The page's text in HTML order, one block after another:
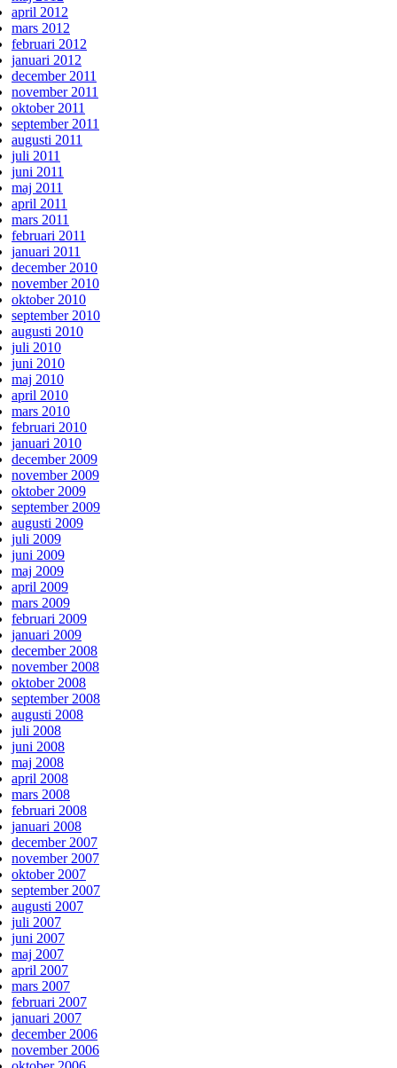
april 2012
mars 2012
februari 2012
januari 2012
december 2011
november 2011
oktober 2011
september 2011
augusti 2011
juli 2011
juni 2011
maj 2011
april 2011
mars 2011
februari 2011
januari 2011
december 2010
november 2010
oktober 2010
september 2010
augusti 2010
juli 2010
juni 2010
maj 2010
april 2010
mars 2010
februari 2010
januari 2010
december 2009
november 2009
oktober 2009
september 2009
augusti 2009
juli 2009
juni 2009
maj 2009
april 2009
mars 2009
februari 2009
januari 2009
december 2008
november 2008
oktober 2008
september 2008
augusti 2008
juli 2008
juni 2008
maj 2008
april 2008
mars 2008
februari 2008
januari 2008
december 2007
november 2007
oktober 2007
september 2007
augusti 2007
juli 2007
juni 2007
maj 2007
april 2007
mars 2007
februari 2007
januari 2007
december 2006
november 2006